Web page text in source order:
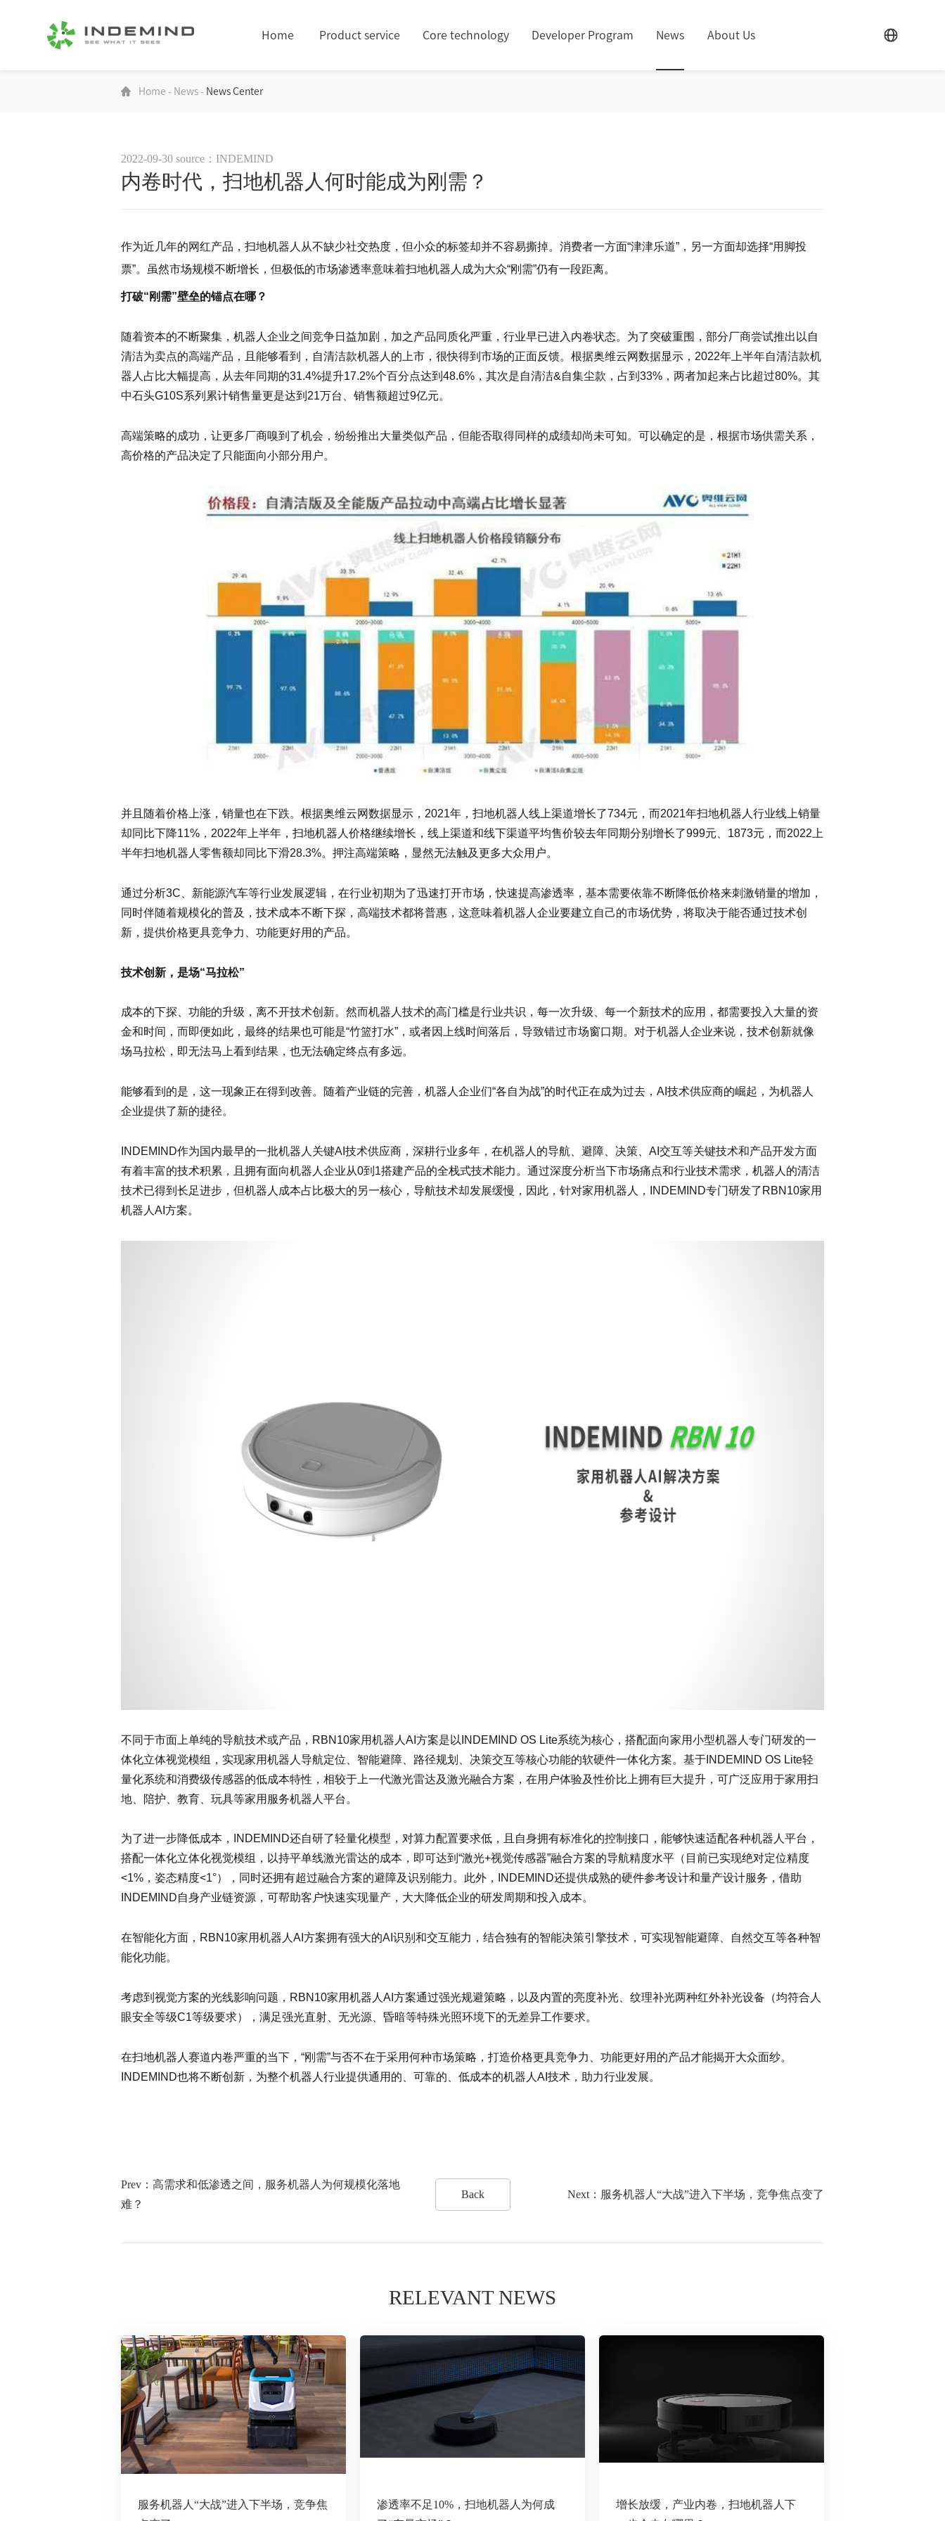
Home Product service Core technology Developer Program News About Us
Home - News - News Center
2022-09-30 source：INDEMIND
内卷时代，扫地机器人何时能成为刚需？
作为近几年的网红产品，扫地机器人从不缺少社交热度，但小众的标签却并不容易撕掉。消费者一方面“津津乐道”，另一方面却选择“用脚投
票”。虽然市场规模不断增长，但极低的市场渗透率意味着扫地机器人成为大众“刚需”仍有一段距离。
打破“刚需”壁垒的锚点在哪？
随着资本的不断聚集，机器人企业之间竞争日益加剧，加之产品同质化严重，行业早已进入内卷状态。为了突破重围，部分厂商尝试推出以自
清洁为卖点的高端产品，且能够看到，自清洁款机器人的上市，很快得到市场的正面反馈。根据奥维云网数据显示，2022年上半年自清洁款机
器人占比大幅提高，从去年同期的31.4%提升17.2%个百分点达到48.6%，其次是自清洁&自集尘款，占到33%，两者加起来占比超过80%。其
中石头G10S系列累计销售量更是达到21万台、销售额超过9亿元。
高端策略的成功，让更多厂商嗅到了机会，纷纷推出大量类似产品，但能否取得同样的成绩却尚未可知。可以确定的是，根据市场供需关系，
高价格的产品决定了只能面向小部分用户。
并且随着价格上涨，销量也在下跌。根据奥维云网数据显示，2021年，扫地机器人线上渠道增长了734元，而2021年扫地机器人行业线上销量
却同比下降11%，2022年上半年，扫地机器人价格继续增长，线上渠道和线下渠道平均售价较去年同期分别增长了999元、1873元，而2022上
半年扫地机器人零售额却同比下滑28.3%。押注高端策略，显然无法触及更多大众用户。
通过分析3C、新能源汽车等行业发展逻辑，在行业初期为了迅速打开市场，快速提高渗透率，基本需要依靠不断降低价格来刺激销量的增加，
同时伴随着规模化的普及，技术成本不断下探，高端技术都将普惠，这意味着机器人企业要建立自己的市场优势，将取决于能否通过技术创
新，提供价格更具竞争力、功能更好用的产品。
技术创新，是场“马拉松”
成本的下探、功能的升级，离不开技术创新。然而机器人技术的高门槛是行业共识，每一次升级、每一个新技术的应用，都需要投入大量的资
金和时间，而即便如此，最终的结果也可能是“竹篮打水”，或者因上线时间落后，导致错过市场窗口期。对于机器人企业来说，技术创新就像
场马拉松，即无法马上看到结果，也无法确定终点有多远。
能够看到的是，这一现象正在得到改善。随着产业链的完善，机器人企业们“各自为战”的时代正在成为过去，AI技术供应商的崛起，为机器人
企业提供了新的捷径。
INDEMIND作为国内最早的一批机器人关键AI技术供应商，深耕行业多年，在机器人的导航、避障、决策、AI交互等关键技术和产品开发方面
有着丰富的技术积累，且拥有面向机器人企业从0到1搭建产品的全栈式技术能力。通过深度分析当下市场痛点和行业技术需求，机器人的清洁
技术已得到长足进步，但机器人成本占比极大的另一核心，导航技术却发展缓慢，因此，针对家用机器人，INDEMIND专门研发了RBN10家用
机器人AI方案。
不同于市面上单纯的导航技术或产品，RBN10家用机器人AI方案是以INDEMIND OS Lite系统为核心，搭配面向家用小型机器人专门研发的一
体化立体视觉模组，实现家用机器人导航定位、智能避障、路径规划、决策交互等核心功能的软硬件一体化方案。基于INDEMIND OS Lite轻
量化系统和消费级传感器的低成本特性，相较于上一代激光雷达及激光融合方案，在用户体验及性价比上拥有巨大提升，可广泛应用于家用扫
地、陪护、教育、玩具等家用服务机器人平台。
为了进一步降低成本，INDEMIND还自研了轻量化模型，对算力配置要求低，且自身拥有标准化的控制接口，能够快速适配各种机器人平台，
搭配一体化立体化视觉模组，以持平单线激光雷达的成本，即可达到“激光+视觉传感器”融合方案的导航精度水平（目前已实现绝对定位精度
<1%，姿态精度<1°），同时还拥有超过融合方案的避障及识别能力。此外，INDEMIND还提供成熟的硬件参考设计和量产设计服务，借助
INDEMIND自身产业链资源，可帮助客户快速实现量产，大大降低企业的研发周期和投入成本。
在智能化方面，RBN10家用机器人AI方案拥有强大的AI识别和交互能力，结合独有的智能决策引擎技术，可实现智能避障、自然交互等各种智
能化功能。
考虑到视觉方案的光线影响问题，RBN10家用机器人AI方案通过强光规避策略，以及内置的亮度补光、纹理补光两种红外补光设备（均符合人
眼安全等级C1等级要求），满足强光直射、无光源、昏暗等特殊光照环境下的无差异工作要求。
在扫地机器人赛道内卷严重的当下，“刚需”与否不在于采用何种市场策略，打造价格更具竞争力、功能更好用的产品才能揭开大众面纱。
INDEMIND也将不断创新，为整个机器人行业提供通用的、可靠的、低成本的机器人AI技术，助力行业发展。
Prev：高需求和低渗透之间，服务机器人为何规模化落地
难？
Back Next：服务机器人“大战”进入下半场，竞争焦点变了
RELEVANT NEWS
服务机器人“大战”进入下半场，竞争焦
渗透率不足10%，扫地机器人为何成
增长放缓，产业内卷，扫地机器人下